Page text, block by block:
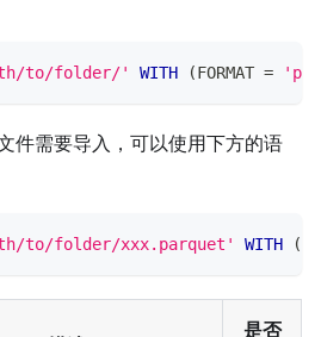
to/folder/' WITH (FORMAT =
件需要导入，可以使用下方的语
to/folder/xxx.parquet' WITH (
是否